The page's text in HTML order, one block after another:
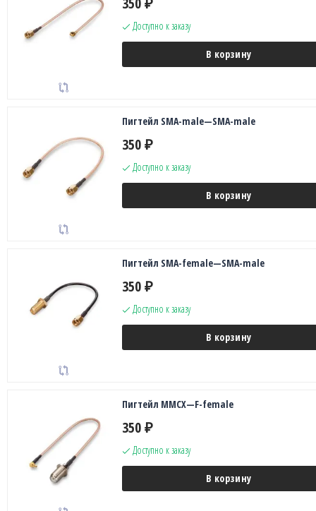
₽
Доступно к заказу
В корзину
Пигтейл SMA-male—SMA-male
350 ₽
Доступно к заказу
В корзину
Пигтейл SMA-female—SMA-male
350 ₽
Доступно к заказу
В корзину
Пигтейл MMCX—F-female
350 ₽
Доступно к заказу
В корзину